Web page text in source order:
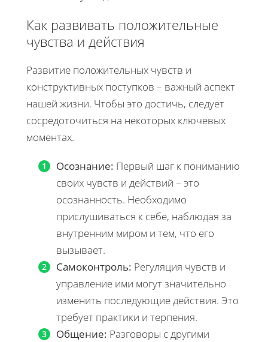
Как развивать положительные
чувства и действия
Развитие положительных чувств и
конструктивных поступков – важный аспект
нашей жизни. Чтобы это достичь, следует
сосредоточиться на некоторых ключевых
моментах.
Осознание: Первый шаг к пониманию
своих чувств и действий – это
осознанность. Необходимо
прислушиваться к себе, наблюдая за
внутренним миром и тем, что его
вызывает.
Самоконтроль: Регуляция чувств и
управление ими могут значительно
изменить последующие действия. Это
требует практики и терпения.
Общение: Разговоры с другими